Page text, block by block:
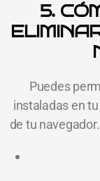
5.
Puedes
instaladas en
de tu